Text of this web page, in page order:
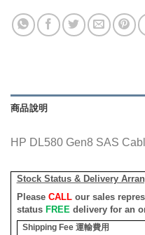
商品說明
HP DL580 Gen8 SAS
Stock Status & Delivery
Please CALLour sales
status FREE delivery for an
Shipping Fee 運輸費用